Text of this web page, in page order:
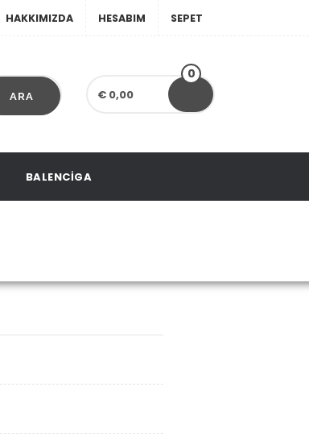
HAKKIMIZDA HESABIM SEPET
ARA € 0,00
0
BALENCIGA